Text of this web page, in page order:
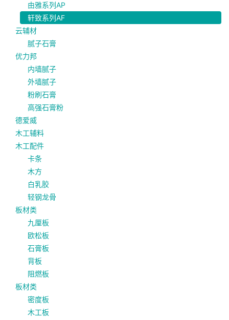
由雅系列AP
轩致系列AF
云辅材
腻子石膏
优力邦
内墙腻子
外墙腻子
粉刷石膏
高强石膏粉
德爱威
木工辅料
木工配件
卡条
木方
白乳胶
轻钢龙骨
板材类
九厘板
欧松板
石膏板
背板
阻燃板
板材类
密度板
木工板